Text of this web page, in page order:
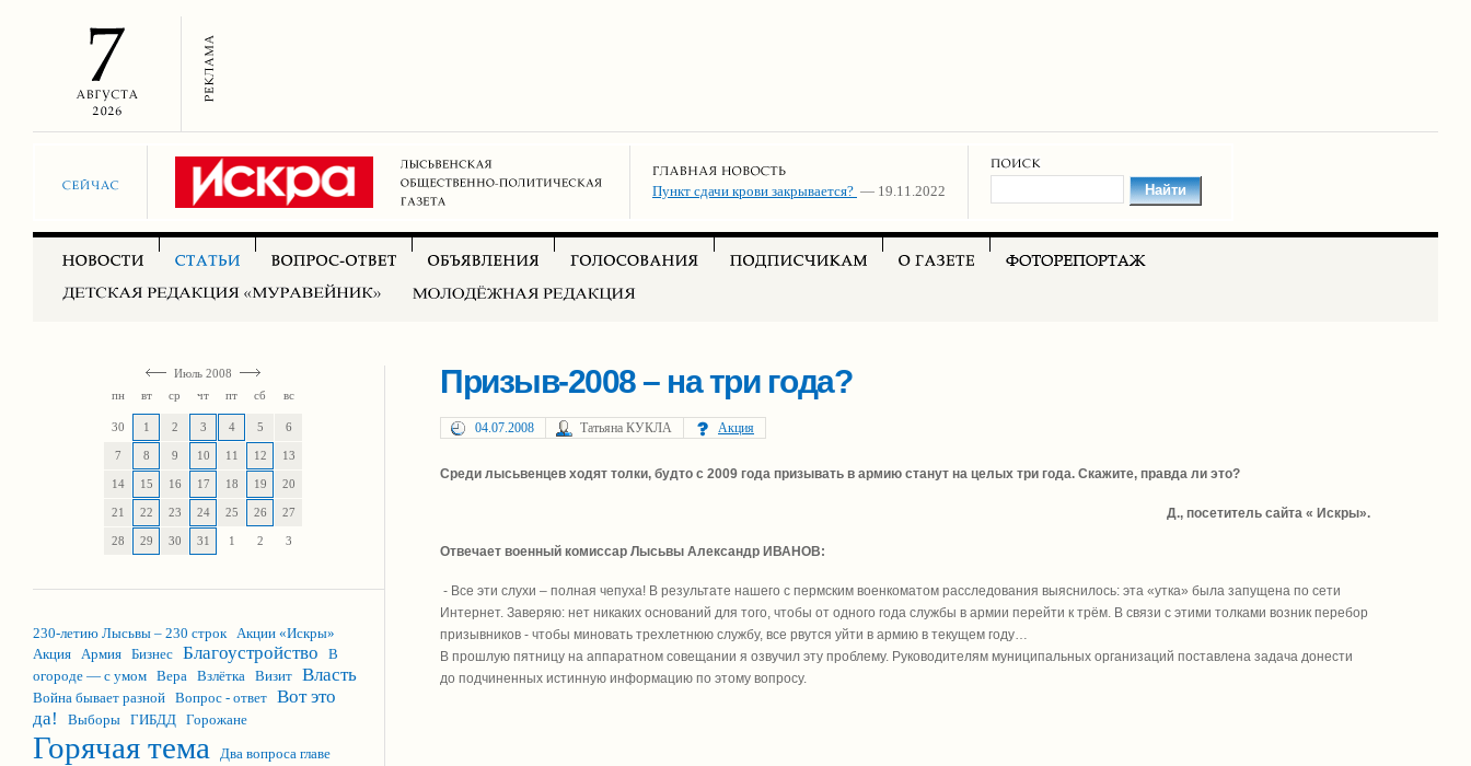
Пункт сдачи крови закрывается? — 19.11.2022
Июль 2008
пн
вт ср чт пт сб вс
30 1 2 3 4 5 6
7 8 9 10 11 12 13
14 15 16 17 18 19 20
21 22 23 24 25 26 27
28 29 30 31 1 2 3
230-летию Лысьвы – 230 строк Акции «Искры»
Акция Армия Бизнес Благоустройство
В
огороде — с умом Вера Взлётка Визит Власть
Война бывает разной Вопрос - ответ Вот это
да!
Выборы ГИБДД Горожане
Горячая тема
Два вопроса главе
Призыв-2008 – на три года?
04.07.2008 Татьяна КУКЛА Акция
Среди лысьвенцев ходят толки, будто с 2009 года призывать в армию станут на целых три года. Скажите, правда ли это?
Д., посетитель сайта « Искры».
Отвечает военный комиссар Лысьвы Александр ИВАНОВ:
- Все эти слухи – полная чепуха! В результате нашего с пермским военкоматом расследования выяснилось: эта «утка» была запущена по сети
Интернет. Заверяю: нет никаких оснований для того, чтобы от одного года службы в армии перейти к трём. В связи с этими толками возник перебор
призывников - чтобы миновать трехлетнюю службу, все рвутся уйти в армию в текущем году…
В прошлую пятницу на аппаратном совещании я озвучил эту проблему. Руководителям муниципальных организаций поставлена задача донести
до подчиненных истинную информацию по этому вопросу.